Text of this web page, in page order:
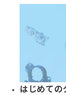
はじめての